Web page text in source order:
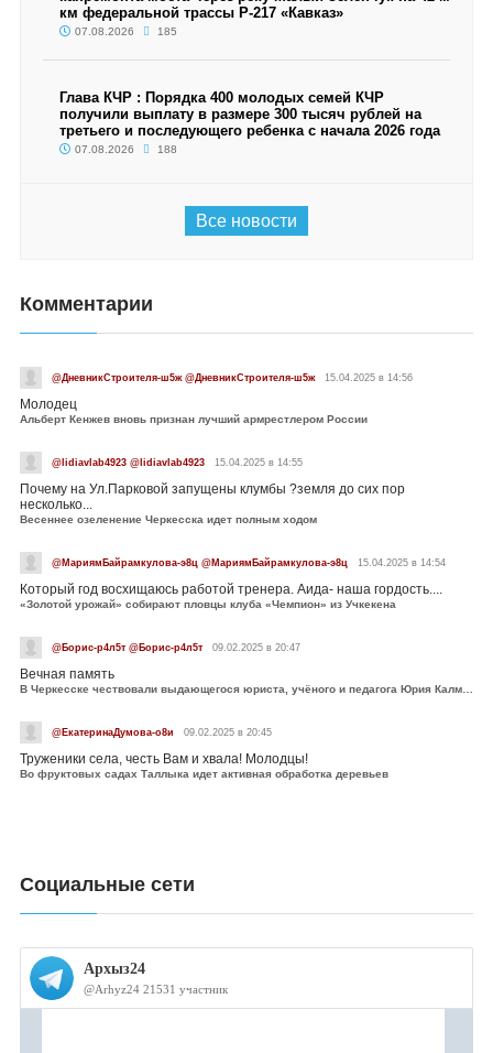
км федеральной трассы Р-217 «Кавказ»
07.08.2026 185
Глава КЧР : Порядка 400 молодых семей КЧР
получили выплату в размере 300 тысяч рублей на
третьего и последующего ребенка с начала 2026 года
07.08.2026 188
Все новости
Комментарии
@ДневникСтроителя-ш5ж @ДневникСтроителя-ш5ж 15.04.2025 в 14:56
Молодец
Альберт Кенжев вновь признан лучший армрестлером России
@lidiavlab4923 @lidiavlab4923 15.04.2025 в 14:55
Почему на Ул.Парковой запущены клумбы ?земля до сих пор
несколько...
Весеннее озеленение Черкесска идет полным ходом
@МариямБайрамкулова-э8ц @МариямБайрамкулова-э8ц 15.04.2025 в 14:54
Который год восхищаюсь работой тренера. Аида- наша гордость....
«Золотой урожай» собирают пловцы клуба «Чемпион» из Учкекена
@Борис-р4л5т @Борис-р4л5т 09.02.2025 в 20:47
Вечная память
В Черкесске чествовали выдающегося юриста, учёного и педагога Юрия Калмыкова
@ЕкатеринаДумова-о8и 09.02.2025 в 20:45
Труженики села, честь Вам и хвала! Молодцы!
Во фруктовых садах Таллыка идет активная обработка деревьев
Социальные сети